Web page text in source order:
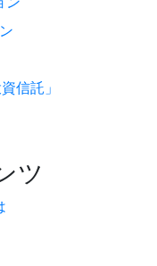
信託」
ツ